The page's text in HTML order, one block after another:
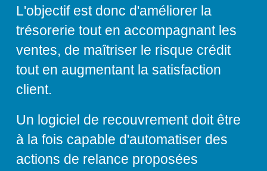
L'objectif est donc d'améliorer la
trésorerie tout en accompagnant les
ventes, de maîtriser le risque crédit
tout en augmentant la satisfaction
client.
Un logiciel de recouvrement doit être
à la fois capable d'automatiser des
actions de relance proposées